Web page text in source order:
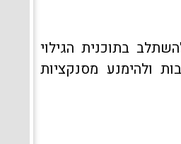
בתוכנית הגילוי
ולהימנע מסנקציות